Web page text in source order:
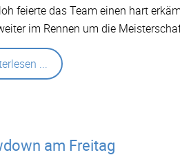
feierte das Team einen hart
im Rennen um die
...
am Freitag